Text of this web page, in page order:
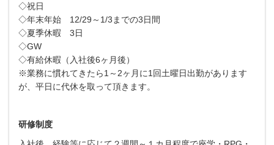
◇祝日
◇年末年始 12/29～1/3までの3日間
◇夏季休暇 3日
◇GW
◇有給休暇（入社後6ヶ月後）
※業務に慣れてきたら1～2ヶ月に1回土曜日出勤があります
が、平日に代休を取って頂きます。
研修制度